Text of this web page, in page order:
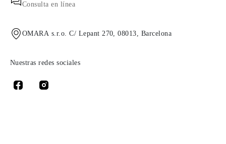
Consulta en línea
OMARA s.r.o. C/ Lepant 270, 08013, Barcelona
Nuestras redes sociales